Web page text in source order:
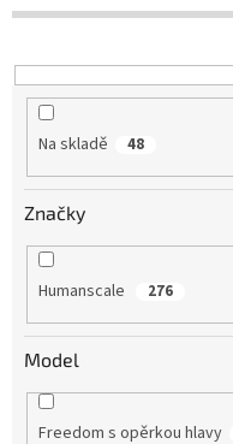
Na skladě 48
Značky
Humanscale 276
Model
Freedom s opěrkou hlavy